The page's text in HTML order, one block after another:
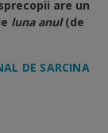
are un
luna anul (de
DE SARCINA